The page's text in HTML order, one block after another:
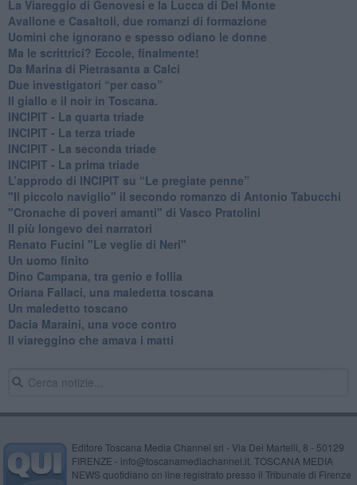
La Viareggio di Genovesi e la Lucca di Del Monte
Avallone e Casaltoli, due romanzi di formazione
​Uomini che ignorano e spesso odiano le donne
Ma le scrittrici? Eccole, finalmente!
Da Marina di Pietrasanta a Calci
​Due investigatori “per caso”
​Il giallo e il noir in Toscana.
INCIPIT - La quarta triade
INCIPIT - La terza triade
INCIPIT - La seconda triade
INCIPIT - La prima triade
L’approdo di INCIPIT su “Le pregiate penne”
​"Il piccolo naviglio" il secondo romanzo di Antonio Tabucchi
​"Cronache di poveri amanti" di Vasco Pratolini
​Il più longevo dei narratori
Renato Fucini "Le veglie di Neri"
Un uomo finito
​Dino Campana, tra genio e follia
​Oriana Fallaci, una maledetta toscana
​Un maledetto toscano
​Dacia Maraini, una voce contro
​Il viareggino che amava i matti
Editore Toscana Media Channel srl - Via Dei Martelli, 8 - 50129
FIRENZE - info@toscanamediachannel.it. TOSCANA MEDIA
NEWS quotidiano on line registrato presso il Tribunale di Firenze